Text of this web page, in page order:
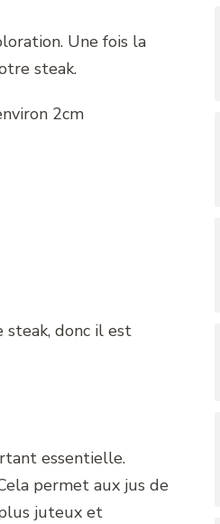
Une fois la
steak.
2cm
steak, donc il est
essentielle.
permet aux jus de
juteux et